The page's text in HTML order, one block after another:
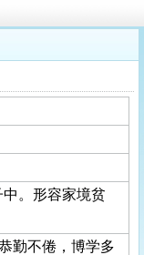
。形容家境贫
勤不倦，博学多